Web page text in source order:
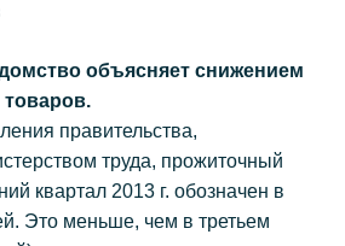
объясняет снижением
товаров.
правительства,
труда, прожиточный
квартал 2013 г. обозначен в
Это меньше, чем в третьем